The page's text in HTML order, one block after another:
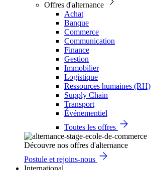
Offres d'alternance
Achat
Banque
Commerce
Communication
Finance
Gestion
Immobilier
Logistique
Ressources humaines (RH)
Supply Chain
Transport
Événementiel
Toutes les offres
Découvre nos offres d'alternance
Postule et rejoins-nous
International